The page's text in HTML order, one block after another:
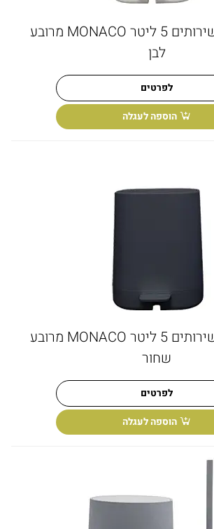
פח אשפה לשירותים 5 ליטר MONACO מרובע
לבן
לפרטים
הוספה לעגלה
פח אשפה לשירותים 5 ליטר MONACO מרובע
שחור
לפרטים
הוספה לעגלה